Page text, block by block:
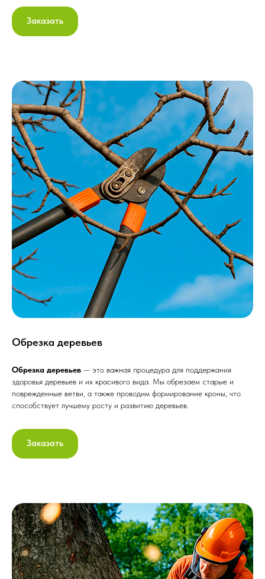
Заказать
Обрезка деревьев
Обрезка деревьев — это важная процедура для поддержания
здоровья деревьев и их красивого вида. Мы обрезаем старые и
поврежденные ветви, а также проводим формирование кроны, что
способствует лучшему росту и развитию деревьев.
Заказать